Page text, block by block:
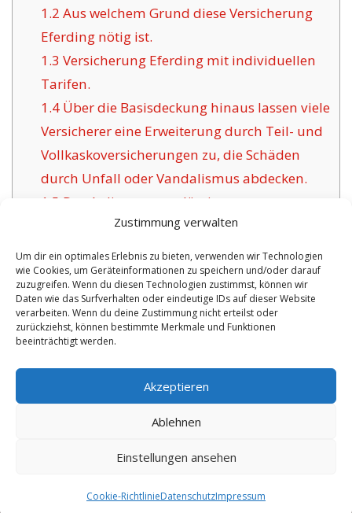
Zustimmung verwalten
Um dir ein optimales Erlebnis zu bieten, verwenden wir Technologien
wie Cookies, um Geräteinformationen zu speichern und/oder darauf
zuzugreifen. Wenn du diesen Technologien zustimmst, können wir
Daten wie das Surfverhalten oder eindeutige IDs auf dieser Website
verarbeiten. Wenn du deine Zustimmung nicht erteilst oder
zurückziehst, können bestimmte Merkmale und Funktionen
beeinträchtigt werden.
Akzeptieren
Ablehnen
Einstellungen ansehen
Cookie-RichtlinieDatenschutzImpressum
1.2 Aus welchem Grund diese Versicherung
Eferding nötig ist.
1.3 Versicherung Eferding mit individuellen
Tarifen.
1.4Über die Basisdeckung hinaus lassen viele
Versicherer eine Erweiterung durch Teil- und
Vollkaskoversicherungen zu, die Schäden
durch Unfall oder Vandalismus abdecken.
1.5 Das Anliegen zuverlässiger
Versicherungsunternehmen für Eferding:
1.6
Positive Argumente der angebotenen
Versicherung in Eferding:
1.6.1Überschaubare Absicherungen sowie
Betreuung:
No tags for this post.
Copyright 2026 by digi-versicherung.de - Versicherung in der Nähe |
6.8.2026